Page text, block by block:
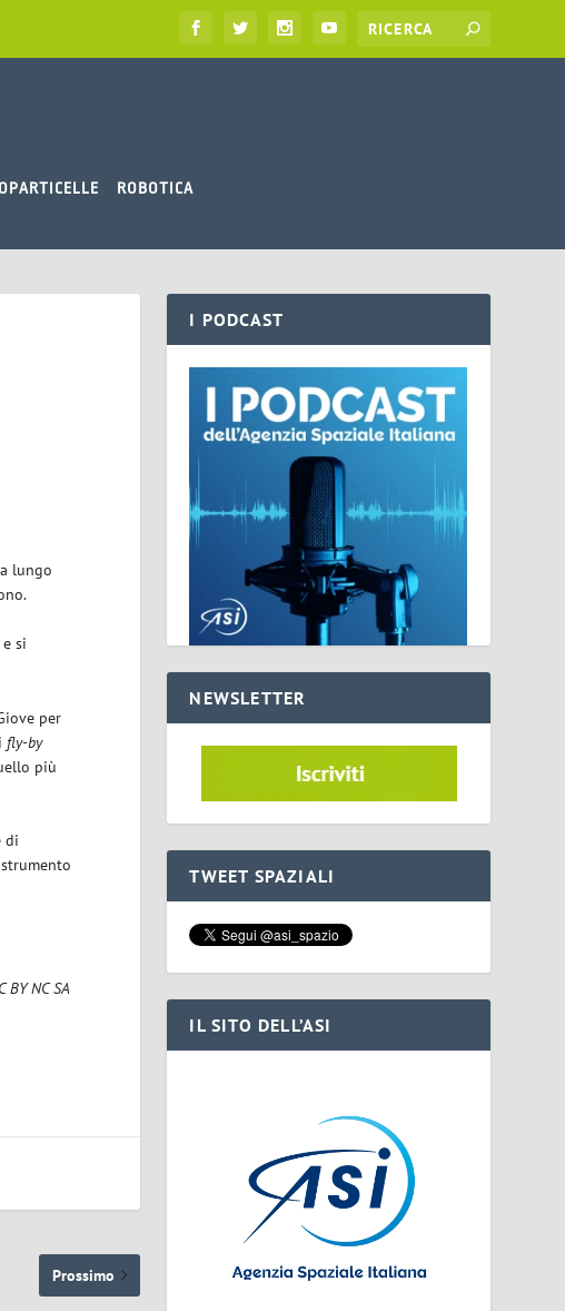
ROBOTICA
lungo
e si
per
fly-by
più
di
NC SA
Prossimo
I PODCAST
NEWSLETTER
TWEET SPAZIALI
IL SITO DELL’ASI